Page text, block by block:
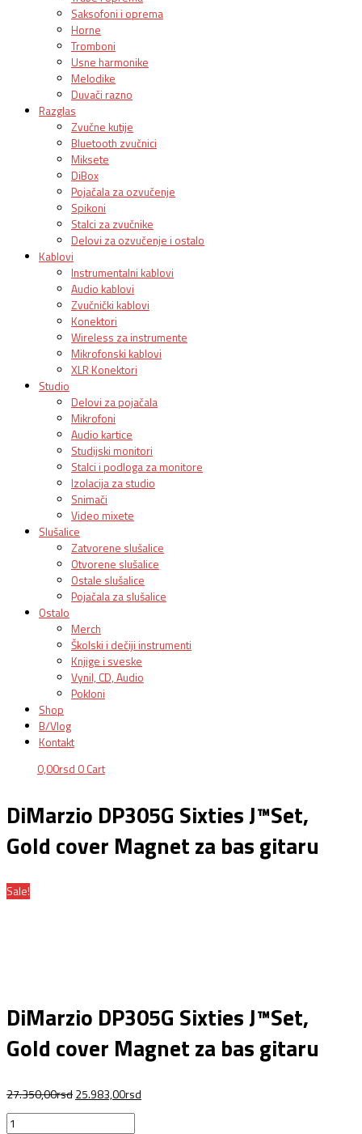
Saksofoni i oprema
Horne
Tromboni
Usne harmonike
Melodike
Duvači razno
Razglas
Zvučne kutije
Bluetooth zvučnici
Miksete
DiBox
Pojačala za ozvučenje
Spikoni
Stalci za zvučnike
Delovi za ozvučenje i ostalo
Kablovi
Instrumentalni kablovi
Audio kablovi
Zvučnički kablovi
Konektori
Wireless za instrumente
Mikrofonski kablovi
XLR Konektori
Studio
Delovi za pojačala
Mikrofoni
Audio kartice
Studijski monitori
Stalci i podloga za monitore
Izolacija za studio
Snimači
Video mixete
Slušalice
Zatvorene slušalice
Otvorene slušalice
Ostale slušalice
Pojačala za slušalice
Ostalo
Merch
Školski i dečiji instrumenti
Knjige i sveske
Vynil, CD, Audio
Pokloni
Shop
B/Vlog
Kontakt
0,00rsd 0 Cart
DiMarzio DP305G Sixties J™Set,
Gold cover Magnet za bas gitaru
Sale!
DiMarzio DP305G Sixties J™Set,
Gold cover Magnet za bas gitaru
27.350,00rsd 25.983,00rsd